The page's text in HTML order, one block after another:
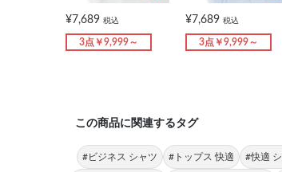
¥7,689 税込
3点￥9,999～
¥7,689 税込
3点￥9,999～
この商品に関連するタグ
#ビジネス シャツ #トップス 快適 #快適